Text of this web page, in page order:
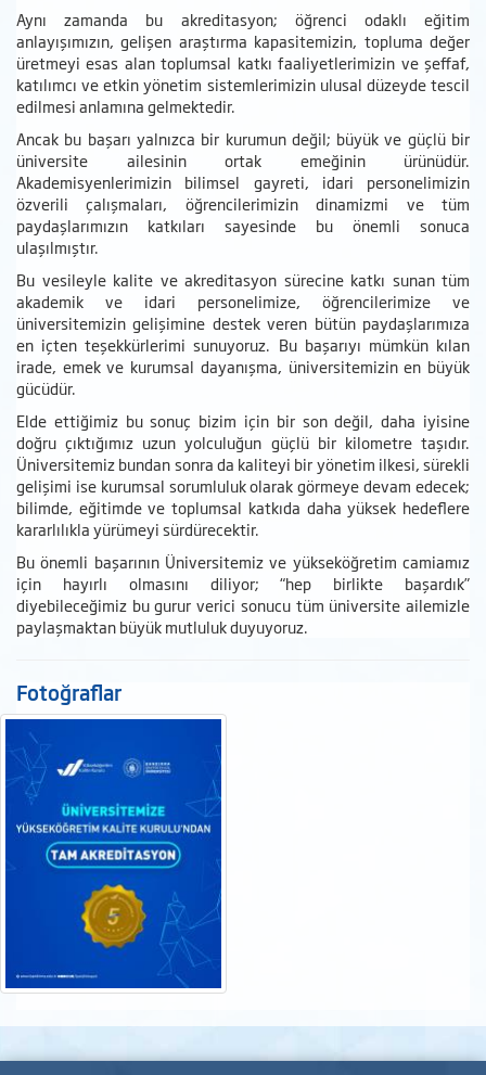
Aynı zamanda bu akreditasyon; öğrenci odaklı eğitim
anlayışımızın, gelişen araştırma kapasitemizin, topluma değer
üretmeyi esas alan toplumsal katkı faaliyetlerimizin ve şeffaf,
katılımcı ve etkin yönetim sistemlerimizin ulusal düzeyde tescil
edilmesi anlamına gelmektedir.
Ancak bu başarı yalnızca bir kurumun değil; büyük ve güçlü bir
üniversite ailesinin ortak emeğinin ürünüdür.
Akademisyenlerimizin bilimsel gayreti, idari personelimizin
özverili çalışmaları, öğrencilerimizin dinamizmi ve tüm
paydaşlarımızın katkıları sayesinde bu önemli sonuca
ulaşılmıştır.
Bu vesileyle kalite ve akreditasyon sürecine katkı sunan tüm
akademik ve idari personelimize, öğrencilerimize ve
üniversitemizin gelişimine destek veren bütün paydaşlarımıza
en içten teşekkürlerimi sunuyoruz. Bu başarıyı mümkün kılan
irade, emek ve kurumsal dayanışma, üniversitemizin en büyük
gücüdür.
Elde ettiğimiz bu sonuç bizim için bir son değil, daha iyisine
doğru çıktığımız uzun yolculuğun güçlü bir kilometre taşıdır.
Üniversitemiz bundan sonra da kaliteyi bir yönetim ilkesi, sürekli
gelişimi ise kurumsal sorumluluk olarak görmeye devam edecek;
bilimde, eğitimde ve toplumsal katkıda daha yüksek hedeflere
kararlılıkla yürümeyi sürdürecektir.
Bu önemli başarının Üniversitemiz ve yükseköğretim camiamız
için hayırlı olmasını diliyor; “hep birlikte başardık”
diyebileceğimiz bu gurur verici sonucu tüm üniversite ailemizle
paylaşmaktan büyük mutluluk duyuyoruz.
Fotoğraflar